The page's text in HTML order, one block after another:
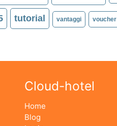
tutorial vantaggi voucher
Cloud-hotel
Home
Blog